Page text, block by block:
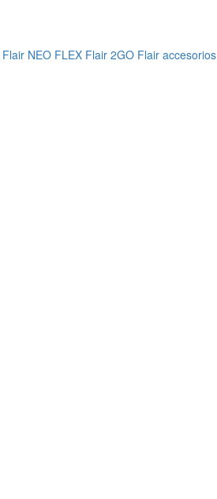
Flair NEO FLEX Flair 2GO Flair accesorios